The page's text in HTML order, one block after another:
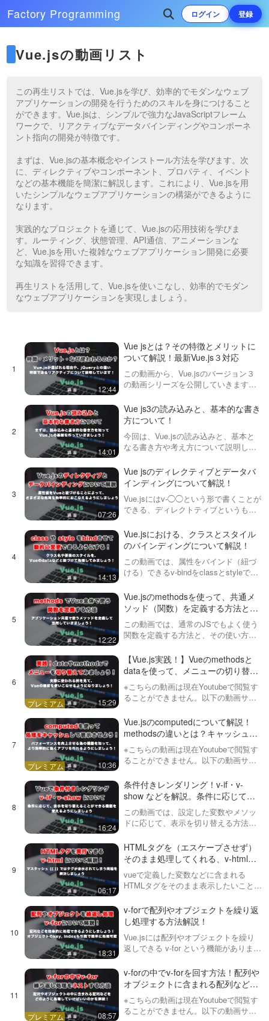
Factory Programming ログイン 登録
Vue.jsの動画リスト
この再生リストでは、Vue.jsを学び、効率的でモダンなウェブ
アプリケーションの開発を行うためのスキルを身につけること
ができます。Vue.jsは、シンプルで強力なJavaScriptフレーム
ワークで、リアクティブなデータバインディングやコンポーネ
ント指向の開発が特徴です。
まずは、Vue.jsの基本概念やインストール方法を学びます。次
に、ディレクティブやコンポーネント、プロパティ、イベント
などの基本機能を簡潔に解説します。これにより、Vue.jsを用
いたシンプルなウェブアプリケーションの構築ができるように
なります。
実践的なプロジェクトを通じて、Vue.jsの応用技術を学びま
す。ルーティング、状態管理、API通信、アニメーションな
ど、Vue.jsを用いた複雑なウェブアプリケーション開発に必要
な知識を習得できます。
再生リストを活用して、Vue.jsを使いこなし、効率的でモダン
なウェブアプリケーションを実現しましょう。
12:44
Vue jsとは？その特徴とメリットに
ついて解説！最新Vue.js３対応
この動画から、Vue.jsのバージョン３
の動画シリーズを公開していきます。
なくVue.jsが使われるようになってき
た理由や、特徴の１つである「リアク
ティブ」の…
14:01
Vue js3の読み込みと、基本的な書き
方について！
今回は、Vue.jsの読み込みと、基本と
なる書き方や考え方について説明して
で書き方が少し変更されたので、注意
しましょう。また、JSから移行する際
にとりあえず書いて…
07:26
Vue jsのディレクティブとデータバ
インディングについて解説！
Vue.jsにはv-◯◯という形で書くことが
できる、ディレクトティブというもの
は v-bind という属性をVueのデータと
紐付けることができるものを紹介して
います…
14:13
Vue.jsにおける、クラスとスタイル
のバインディングについて解説！
この動画では、属性をバインド（紐づ
ける）できるv-bindをclassとstyleで活
す。この辺の技術について理解できる
と、動的にクラスやスタイルを変更で
きるようにな…
12:22
Vue.jsのmethodsを使って、共通メ
ソッド（関数）を定義する方法と、
その使い方について
この動画では、通常のJSでもよく使う
関数を定義する方法と、その使い方に
ッドが理解できてくると、一気にでき
ることの幅が増え、Vueを使う意味も大
きくなってくると…
15:29
【Vue.js実践！】Vueのmethodsと
dataを使って、メニューの切り替え
をしてみましょう！
※こちらの動画は現在Youtubeで閲覧す
ることができません。以下の動画サー
ることで閲覧可能です。https://factory-
programming-mv.co…
10:36
Vue.jsのcomputedについて解説！
methodsの違いとは？キャッシュし
てくれるとは？
※こちらの動画は現在Youtubeで閲覧す
ることができません。以下の動画サー
ることで閲覧可能です。https://factory-
programming-mv.co…
16:24
条件付きレンダリング！v-if・v-
show などを解説。条件に応じて表
示を切り替えられるようにしましょ
う！
この動画では、設定した変数やメソッ
ドに応じて、表示を切り替える方法に
v-if・v-else-if・v-else・v-showのそれ
ぞれの挙動と使い方について解説し
て…
06:17
HTMLタグを（エスケープさせず）
そのまま処理してくれる、v-htmlに
ついて解説！
vueで定義した変数などに含まれる
HTMLタグをそのまま表示したいことが
が、この動画で紹介している v-html で
す。普段内容を表示する際はマスタッ
シュと呼ばれる …
18:31
v-forで配列やオブジェクトを繰り返
し処理する方法解説！
Vue.jsには配列やオブジェクトを繰り
返しできる v-for という機能がありま
トを処理した際の挙動などを確認しま
す。それから、それぞれを処理した場
合の引数の意味…
08:57
v-forの中でv-forを回す方法！配列や
オブジェクトに含まれる配列などを
どのように処理すればいいかを解説
※こちらの動画は現在Youtubeで閲覧す
ることができません。以下の動画サー